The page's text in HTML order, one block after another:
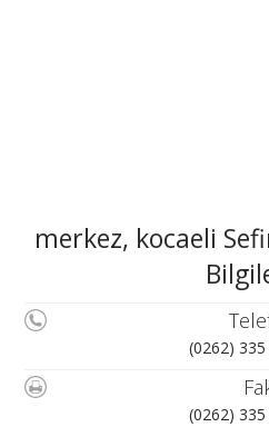
merkez, kocaeli
(0262) 335
(0262)